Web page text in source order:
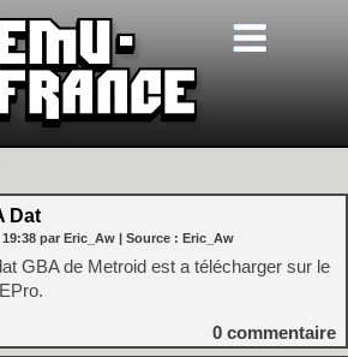
Dat
19:38 par Eric_Aw | Source : Eric_Aw
GBA de Metroid est a télécharger sur le
0 commentaire